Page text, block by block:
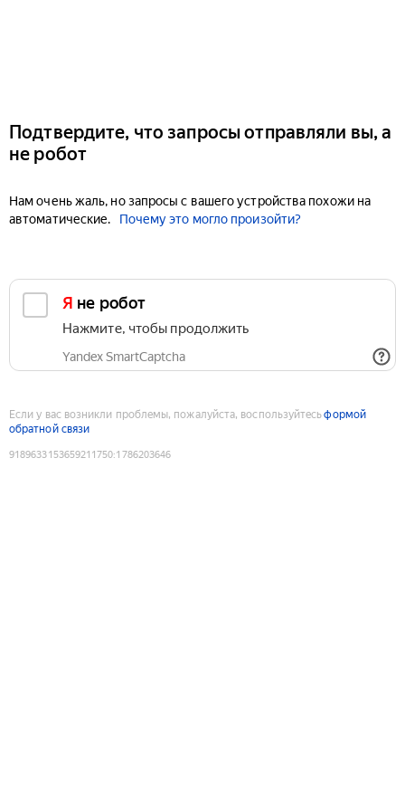
Подтвердите, что запросы отправляли вы, а
не робот
Нам очень жаль, но запросы с вашего устройства похожи на
автоматические.
Почему это могло произойти?
Я не робот
Нажмите, чтобы продолжить
Yandex SmartCaptcha
Если у вас возникли проблемы, пожалуйста, воспользуйтесьформой
обратной связи
9189633153659211750:1786203646